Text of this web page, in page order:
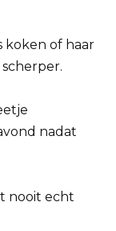
koken of haar
nadat
nooit echt